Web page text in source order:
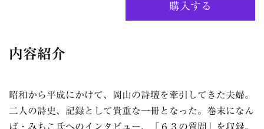
購入する
内容紹介
昭和から平成にかけて、岡山の詩壇を牽引してきた夫婦。
二人の詩史、記録として貴重な一冊となった。巻末になん
ば・みちこ氏へのインタビュー、「６３の質問」を収録。